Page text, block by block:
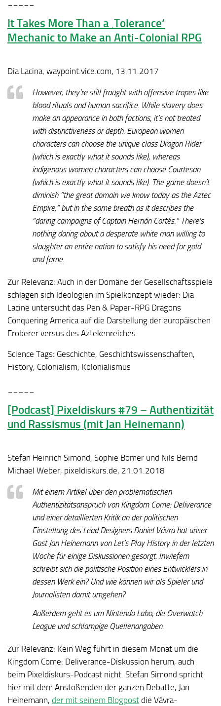
It Takes More Than a ‚Tolerance‘
Mechanic to Make an Anti-Colonial RPG
Dia Lacina, waypoint.vice.com, 13.11.2017
However, they’re still fraught with offensive tropes like
blood rituals and human sacrifice. While slavery does
make an appearance in both factions, it’s not treated
with distinctiveness or depth. European women
characters can choose the unique class Dragon Rider
(which is exactly what it sounds like), whereas
indigenous women characters can choose Courtesan
(which is exactly what it sounds like). The game doesn’t
diminish “the great domain we know today as the Aztec
Empire,” but in the same breath as it describes the
“daring campaigns of Captain Hernán Cortés.” There’s
nothing daring about a desperate white man willing to
slaughter an entire nation to satisfy his need for gold
and fame.
Zur Relevanz: Auch in der Domäne der Gesellschaftsspiele
schlagen sich Ideologien im Spielkonzept wieder: Dia
Lacine untersucht das Pen & Paper-RPG Dragons
Conquering America auf die Darstellung der europäischen
Eroberer versus des Aztekenreiches.
Science Tags: Geschichte, Geschichtswissenschaften,
History, Colonialism, Kolonialismus
[Podcast] Pixeldiskurs #79 – Authentizität
und Rassismus (mit Jan Heinemann)
Stefan Heinrich Simond, Sophie Bömer und Nils Bernd
Michael Weber, pixeldiskurs.de, 21.01.2018
Mit einem Artikel über den problematischen
Authentizitätsanspruch von Kingdom Come: Deliverance
und einer detaillierten Kritik an der politischen
Einstellung des Lead Designers Daniel Vávra hat unser
Gast Jan Heinemann von Let’s Play History in der letzten
Woche für einige Diskussionen gesorgt. Inwiefern
schreibt sich die politische Position eines Entwicklers in
dessen Werk ein? Und wie können wir als Spieler und
Journalisten damit umgehen?
Außerdem geht es um Nintendo Labo, die Overwatch
League und schlampige Quellenangaben.
Zur Relevanz: Kein Weg führt in diesem Monat um die
Kingdom Come: Deliverance-Diskussion herum, auch
beim Pixeldiskurs-Podcast nicht. Stefan Simond spricht
hier mit dem Anstoßenden der ganzen Debatte, Jan
Heinemann, der mit seinem Blogpost die Vávra-